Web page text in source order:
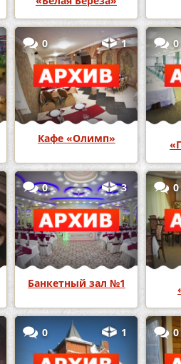
0 1
Кафе «Олимп»
0
0 3
Банкетный зал №1
0
0 1 0